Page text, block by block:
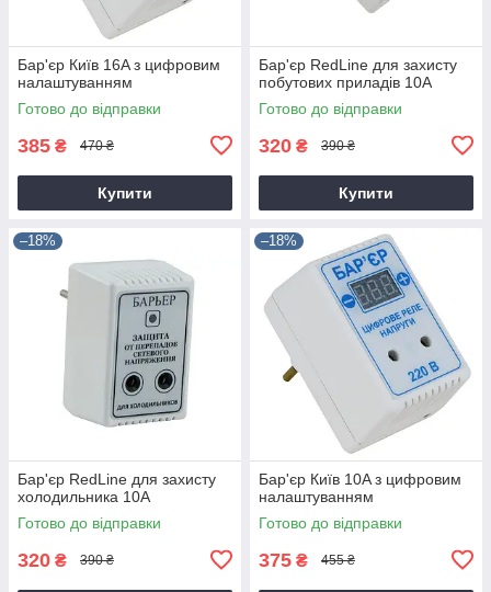
Бар'єр Київ 16A з цифровим
налаштуванням
Готово до відправки
385 ₴ 470 ₴
Купити
Бар'єр RedLine для захисту
побутових приладів 10А
Готово до відправки
320 ₴ 390 ₴
Купити
–18%
Бар'єр RedLine для захисту
холодильника 10А
Готово до відправки
320 ₴ 390 ₴
–18%
Бар'єр Київ 10A з цифровим
налаштуванням
Готово до відправки
375 ₴ 455 ₴